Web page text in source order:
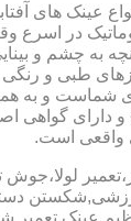
عینک های
اتوماتیک در
به چشم و
طبی و رنگی
و به
گواهی
واقعی است.
لولا،جوش
عینک,تعمیر